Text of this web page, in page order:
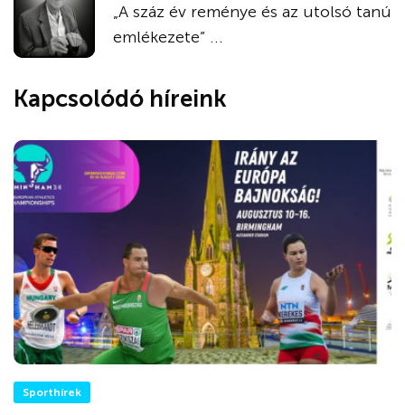
„A száz év reménye és az utolsó tanú
emlékezete” ...
Kapcsolódó híreink
Sporthírek